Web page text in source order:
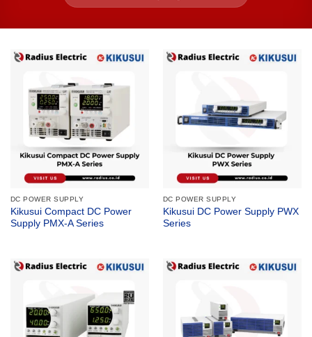
DC POWER SUPPLY
Kikusui Compact DC Power
Supply PMX-A Series
DC POWER SUPPLY
Kikusui DC Power Supply PWX
Series